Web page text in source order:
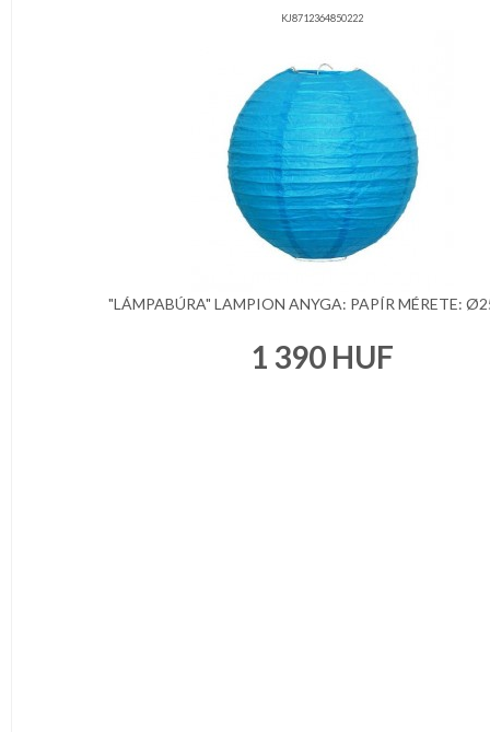
KJ8712364850222
"LÁMPABÚRA" LAMPION ANYGA: PAPÍR MÉRETE:
1 390 HUF